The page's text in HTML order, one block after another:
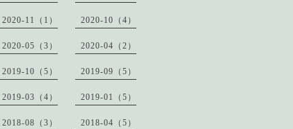
2020-11（1） 2020-10（4）
2020-05（3） 2020-04（2）
2019-10（5） 2019-09（5）
2019-03（4） 2019-01（5）
2018-08（3） 2018-04（5）